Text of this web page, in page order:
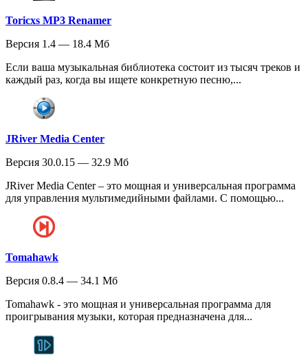
Toricxs MP3 Renamer
Версия 1.4 — 18.4 Мб
Если ваша музыкальная библиотека состоит из тысяч треков и
каждый раз, когда вы ищете конкретную песню,...
JRiver Media Center
Версия 30.0.15 — 32.9 Мб
JRiver Media Center – это мощная и универсальная программа
для управления мультимедийными файлами. С помощью...
Tomahawk
Версия 0.8.4 — 34.1 Мб
Tomahawk - это мощная и универсальная программа для
проигрывания музыки, которая предназначена для...